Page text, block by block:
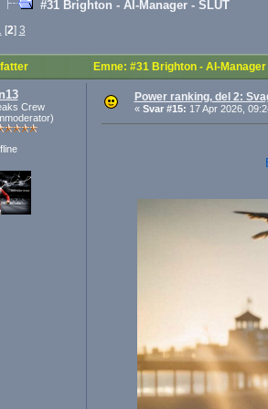
#31 Brighton - AI-Manager - SLUT
[2] 3
Emne: #31 Brighton - AI-
Crew
Power ranking, del 2:
« Svar #15: 17 Apr 2026,